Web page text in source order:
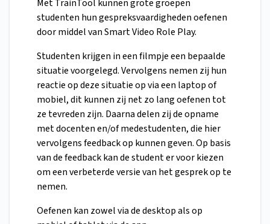
Met TrainTool kunnen grote groepen
studenten hun gespreksvaardigheden oefenen
door middel van Smart Video Role Play.
Studenten krijgen in een filmpje een bepaalde
situatie voorgelegd. Vervolgens nemen zij hun
reactie op deze situatie op via een laptop of
mobiel, dit kunnen zij net zo lang oefenen tot
ze tevreden zijn. Daarna delen zij de opname
met docenten en/of medestudenten, die hier
vervolgens feedback op kunnen geven. Op basis
van de feedback kan de student er voor kiezen
om een verbeterde versie van het gesprek op te
nemen.
Oefenen kan zowel via de desktop als op